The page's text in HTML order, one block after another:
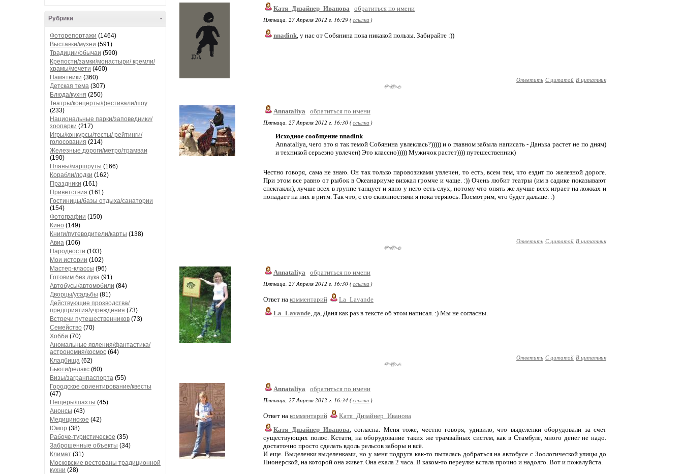
-
Рубрики
Фоторепортажи (1464)
Выставки/музеи (591)
Традиции/обычаи (590)
Крепости/замки/монастыри/ кремли/
храмы/мечети (460)
Памятники (360)
Детская тема (307)
Блюда/кухня (250)
Театры/концерты/фестивали/шоу
(233)
Национальные парки/заповедники/
зоопарки (217)
Игры/конкурсы/тесты/ рейтинги/
голосования (214)
Железные дороги/метро/трамваи
(190)
Планы/маршруты (166)
Корабли/лодки (162)
Праздники (161)
Приветствия (161)
Гостиницы/базы отдыха/санатории
(154)
Фотографии (150)
Кино (149)
Книги/путеводители/карты (138)
Авиа (106)
Народности (103)
Мои истории (102)
Мастер-классы (96)
Готовим без лука (91)
Автобусы/автомобили (84)
Дворцы/усадьбы (81)
Действующие прозводства/
предприятия/учреждения (73)
Встречи путешественников (73)
Семейство (70)
Хобби (70)
Аномальные явления/фантастика/
астрономия/космос (64)
Кладбища (62)
Бьюти/релакс (60)
Визы/загранпаспорта (55)
Городское ориентирование/квесты
(47)
Пещеры/шахты (45)
Анонсы (43)
Медицинское (42)
Юмор (38)
Рабоче-туристическое (35)
Заброшенные объекты (34)
Климат (31)
Московские рестораны традиционной
кухни (28)
Катя_Дизайнер_Иванова
обратиться по имени
Пятница, 27 Апреля 2012 г. 16:29 (ссылка )
nnadink, у нас от Собянина пока никакой пользы. Забирайте :))
Ответить С цитатой В цитатник
Annataliya
обратиться по имени
Пятница, 27 Апреля 2012 г. 16:30 (ссылка )
Исходное сообщение nnadink
Annataliya, чего это я так темой Собянина увлеклась?))))) и о главном забыла написать - Данька растет не по дням)
и техникой серьезно увлечен) Это классно))))) Мужичок растет)))) путешественник)
Честно говоря, сама не знаю. Он так только паровозиками увлечен, то есть, всем тем, что ездит по железной дороге.
При этом все равно от рыбок в Океанариуме визжал громче и чаще. :)) Очень любит театры (им в садике показывают
спектакли), лучше всех в группе танцует и явно у него есть слух, потому что опять же лучше всех играет на ложках и
попадает на них в ритм. Так что, с его склонностями я пока теряюсь. Посмотрим, что будет дальше. :)
Ответить С цитатой В цитатник
Annataliya
обратиться по имени
Пятница, 27 Апреля 2012 г. 16:30 (ссылка )
Ответ на комментарий
La_Lavande
La_Lavande, да, Даня как раз в тексте об этом написал. :) Мы не согласны.
Ответить С цитатой В цитатник
Annataliya
обратиться по имени
Пятница, 27 Апреля 2012 г. 16:34 (ссылка )
Ответ на комментарий
Катя_Дизайнер_Иванова
Катя_Дизайнер_Иванова, согласна. Меня тоже, честно говоря, удивило, что выделенки оборудовали за счет
существующих полос. Кстати, на оборудование таких же трамвайных систем, как в Стамбуле, много денег не надо.
достаточно просто сделать вдоль рельсов заборы и всё.
И еще. Выделенки выделенками, но у меня подруга как-то пыталась добраться на автобусе с Зоологической улицы до
Пионерской, на которой она живет. Она ехала 2 часа. В каком-то переулке встала прочно и надолго. Вот и пожалуйста.